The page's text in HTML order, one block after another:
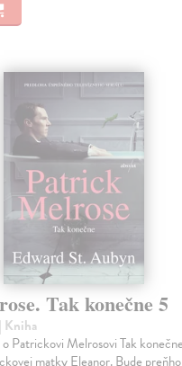
Tak konečne 5
| Kniha
Patrickovi Melrosovi Tak
matky Eleanor. Bude